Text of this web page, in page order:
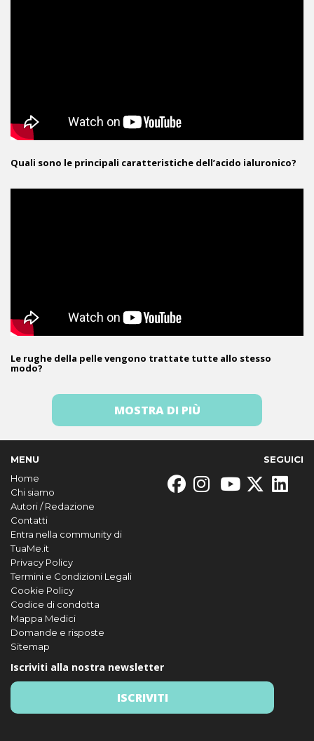
Quali sono le principali caratteristiche dell’acido ialuronico?
Le rughe della pelle vengono trattate tutte allo stesso
modo?
MOSTRA DI PIÙ
MENU
Home
Chi siamo
Autori / Redazione
Contatti
Entra nella community di
TuaMe.it
Privacy Policy
Termini e Condizioni Legali
Cookie Policy
Codice di condotta
Mappa Medici
Domande e risposte
Sitemap
SEGUICI
Iscriviti alla nostra newsletter
ISCRIVITI